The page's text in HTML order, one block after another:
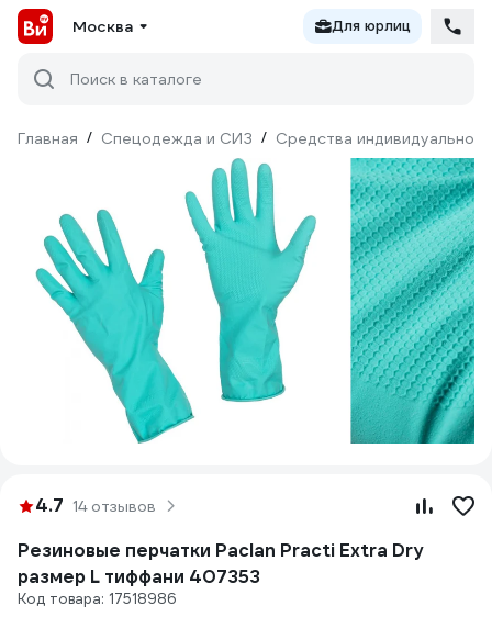
Москва Для юрлиц
Поиск в каталоге
Главная / Спецодежда и СИЗ / Средства индивидуальной
4.7 14 отзывов
Резиновые перчатки Paclan Practi Extra Dry
размер L тиффани 407353
Код товара: 17518986